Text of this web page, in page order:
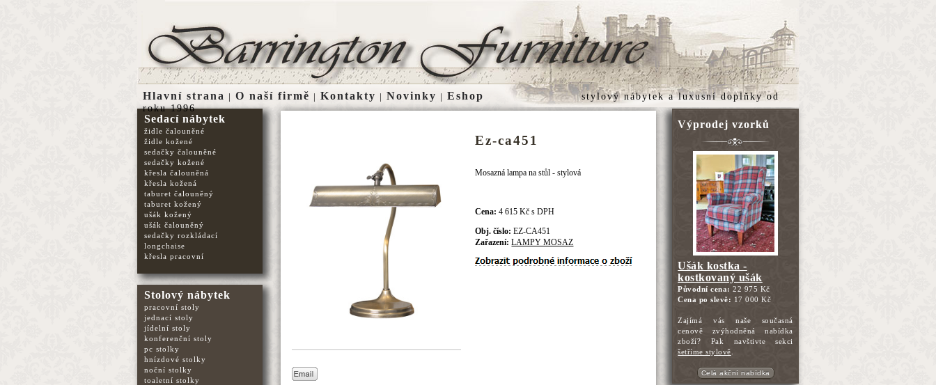
Ez-ca451
Mosazná lampa na stůl - stylová
Cena:4 615 Kč s DPH
Obj. číslo:EZ-CA451
Zařazení:LAMPY MOSAZ
Výprodej vzorků
Ušák kostka -
kostkovaný ušák
Původní cena:22 975 Kč
Cena po slevě: 17 000 Kč
Zajímá vás naše současná
cenově zvýhodněná nabídka
zboží? Pak navštivte sekci
šetříme stylově
Celá akční nabídka
Sedací nábytek
židle čalouněné
židle kožené
sedačky čalouněné
sedačky kožené
křesla čalouněná
křesla kožená
taburet čalouněný
taburet kožený
ušák kožený
ušák čalouněný
sedačky rozkládací
longchaise
křesla pracovní
Stolový nábytek
pracovní stoly
jednací stoly
jídelní stoly
konferenční stoly
pc stolky
hnízdové stolky
noční stolky
toaletní stolky
Hlavní strana | O naší firmě | Kontakty | Novinky | Eshop stylový nábytekaluxusní doplňkyod
roku 1996